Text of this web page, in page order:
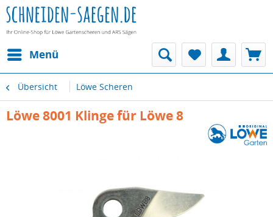
Menü
Übersicht Löwe Scheren
Löwe 8001 Klinge für Löwe 8